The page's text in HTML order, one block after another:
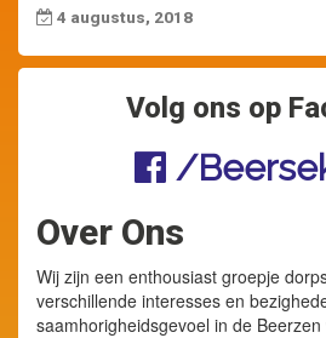
4 augustus, 2018
Volg ons op
/
Over Ons
Wij zijn een enthousiast groepje
verschillende interesses en
saamhorigheidsgevoel in de